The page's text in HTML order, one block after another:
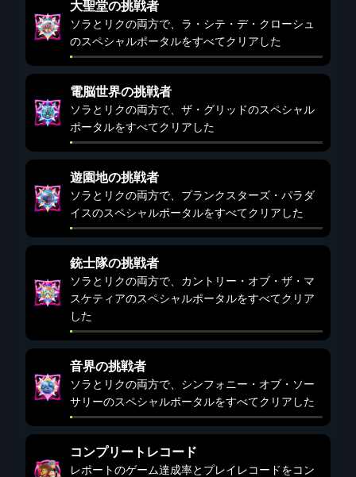
大聖堂の挑戦者
ソラとリクの両方で、ラ・シテ・デ・クローシュ
のスペシャルポータルをすべてクリアした
電脳世界の挑戦者
ソラとリクの両方で、ザ・グリッドのスペシャル
ポータルをすべてクリアした
遊園地の挑戦者
ソラとリクの両方で、プランクスターズ・パラダ
イスのスペシャルポータルをすべてクリアした
銃士隊の挑戦者
ソラとリクの両方で、カントリー・オブ・ザ・マ
スケティアのスペシャルポータルをすべてクリア
した
音界の挑戦者
ソラとリクの両方で、シンフォニー・オブ・ソー
サリーのスペシャルポータルをすべてクリアした
コンプリートレコード
レポートのゲーム達成率とプレイレコードをコン